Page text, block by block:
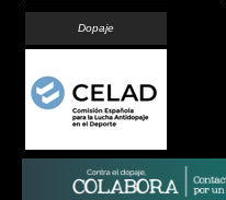
Dopaje